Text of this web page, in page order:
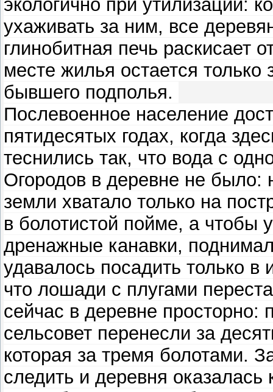
экологично при утилизации:
ухаживать за ним, все
глинобитная печь раскисает
месте жилья остается
бывшего подполья.
Послевоенное население
пятидесятых годах, когда
теснились так, что вода с
Огородов в деревне не было:
земли хватало только на
в болотистой пойме, а чтобы
дренажные канавки,
удавалось посадить только
что лошади с плугами
сейчас в деревне просторно:
сельсовет перенесли за
которая за тремя болотами.
следить и деревня